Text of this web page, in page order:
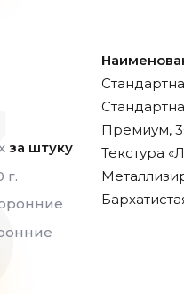
за штуку
г.
Премиум,
Текстура